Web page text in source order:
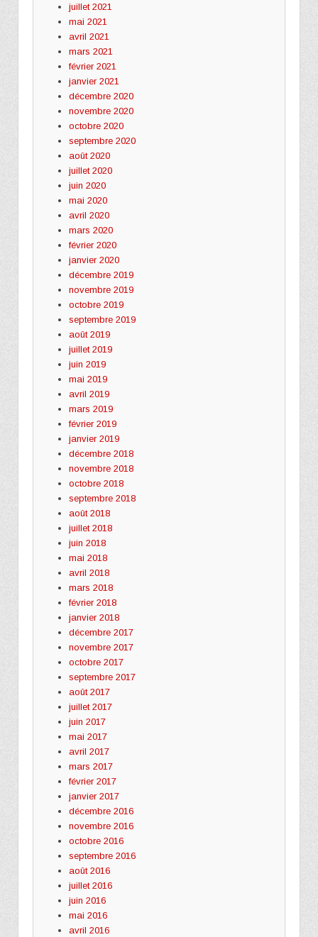
juillet 2021
mai 2021
avril 2021
mars 2021
février 2021
janvier 2021
décembre 2020
novembre 2020
octobre 2020
septembre 2020
août 2020
juillet 2020
juin 2020
mai 2020
avril 2020
mars 2020
février 2020
janvier 2020
décembre 2019
novembre 2019
octobre 2019
septembre 2019
août 2019
juillet 2019
juin 2019
mai 2019
avril 2019
mars 2019
février 2019
janvier 2019
décembre 2018
novembre 2018
octobre 2018
septembre 2018
août 2018
juillet 2018
juin 2018
mai 2018
avril 2018
mars 2018
février 2018
janvier 2018
décembre 2017
novembre 2017
octobre 2017
septembre 2017
août 2017
juillet 2017
juin 2017
mai 2017
avril 2017
mars 2017
février 2017
janvier 2017
décembre 2016
novembre 2016
octobre 2016
septembre 2016
août 2016
juillet 2016
juin 2016
mai 2016
avril 2016